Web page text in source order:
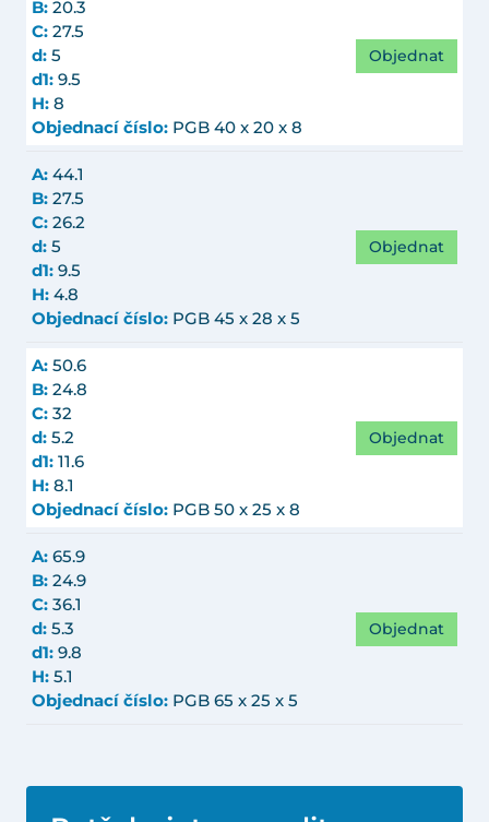
B: 20.3
C: 27.5
d: 5
d1: 9.5
H: 8
Objednací číslo: PGB 40 x 20 x 8
Objednat
A: 44.1
B: 27.5
C: 26.2
d: 5
d1: 9.5
H: 4.8
Objednací číslo: PGB 45 x 28 x 5
Objednat
A: 50.6
B: 24.8
C: 32
d: 5.2
d1: 11.6
H: 8.1
Objednací číslo: PGB 50 x 25 x 8
Objednat
A: 65.9
B: 24.9
C: 36.1
d: 5.3
d1: 9.8
H: 5.1
Objednací číslo: PGB 65 x 25 x 5
Objednat